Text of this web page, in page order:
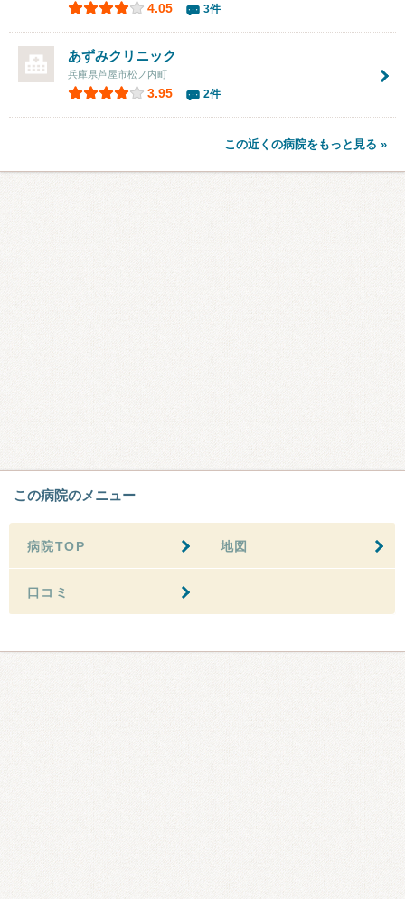
4.05 3件
あずみクリニック
兵庫県芦屋市松ノ内町
3.95 2件
この近くの病院をもっと見る »
この病院のメニュー
病院TOP 地図
口コミ